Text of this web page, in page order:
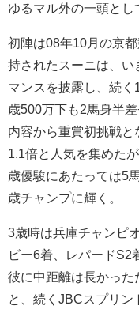
ゆるマル外の一頭とし
初陣は08年10月の京
持されたスーニは、い
マンスを披露し、続
歳500万下も2馬身半
内容から重賞初挑戦
1.1倍と人気を集めた
歳優駿にあたっては5
歳チャンプに輝く。
3歳時は兵庫チャンピ
ビー6着、レパードS2
彼に中距離は長かった
と、続くJBCスプリン